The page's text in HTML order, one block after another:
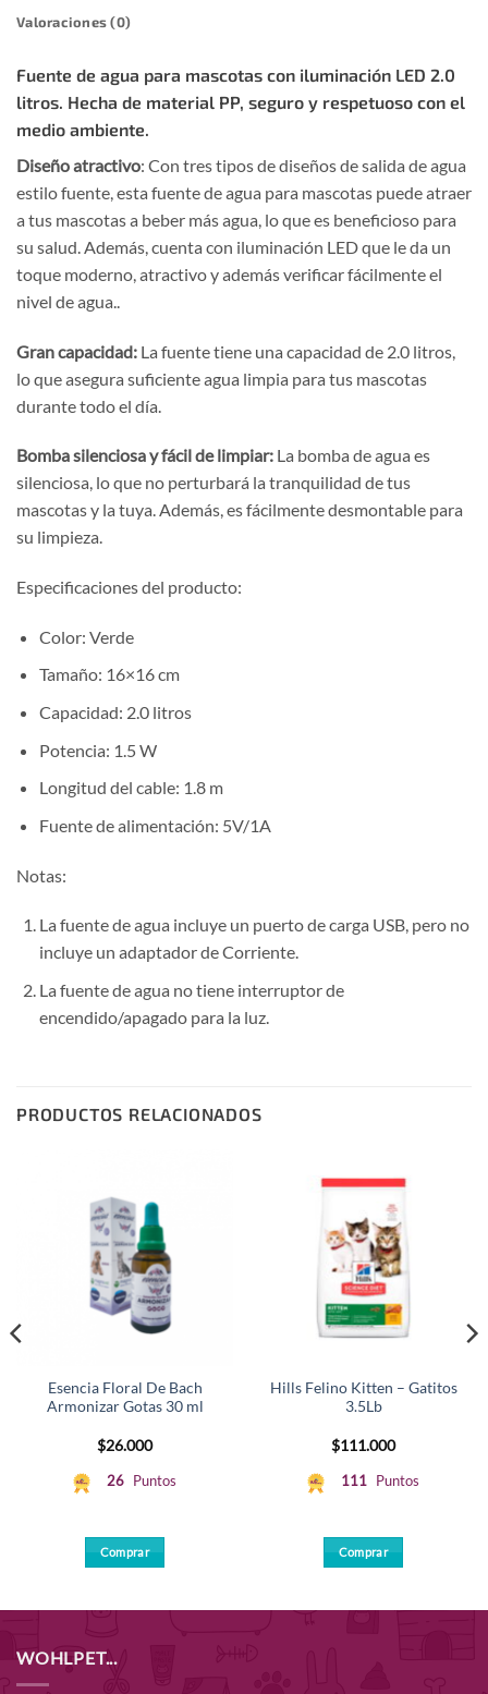
Valoraciones (0)
Fuente de agua para mascotas con iluminación LED 2.0
litros. Hecha de material PP, seguro y respetuoso con el
medio ambiente.
Diseño atractivo: Con tres tipos de diseños de salida de agua
estilo fuente, esta fuente de agua para mascotas puede atraer
a tus mascotas a beber más agua, lo que es beneficioso para
su salud. Además, cuenta con iluminación LED que le da un
toque moderno, atractivo y además verificar fácilmente el
nivel de agua..
Gran capacidad: La fuente tiene una capacidad de 2.0 litros,
lo que asegura suficiente agua limpia para tus mascotas
durante todo el día.
Bomba silenciosa y fácil de limpiar: La bomba de agua es
silenciosa, lo que no perturbará la tranquilidad de tus
mascotas y la tuya. Además, es fácilmente desmontable para
su limpieza.
Especificaciones del producto:
Color: Verde
Tamaño: 16×16 cm
Capacidad: 2.0 litros
Potencia: 1.5 W
Longitud del cable: 1.8 m
Fuente de alimentación: 5V/1A
Notas:
La fuente de agua incluye un puerto de carga USB, pero no
incluye un adaptador de Corriente.
La fuente de agua no tiene interruptor de
encendido/apagado para la luz.
PRODUCTOS RELACIONADOS
Esencia Floral De Bach
Armonizar Gotas 30 ml
$26.000
26 Puntos
Comprar
Hills Felino Kitten – Gatitos
3.5Lb
$111.000
111 Puntos
Comprar
WOHLPET...